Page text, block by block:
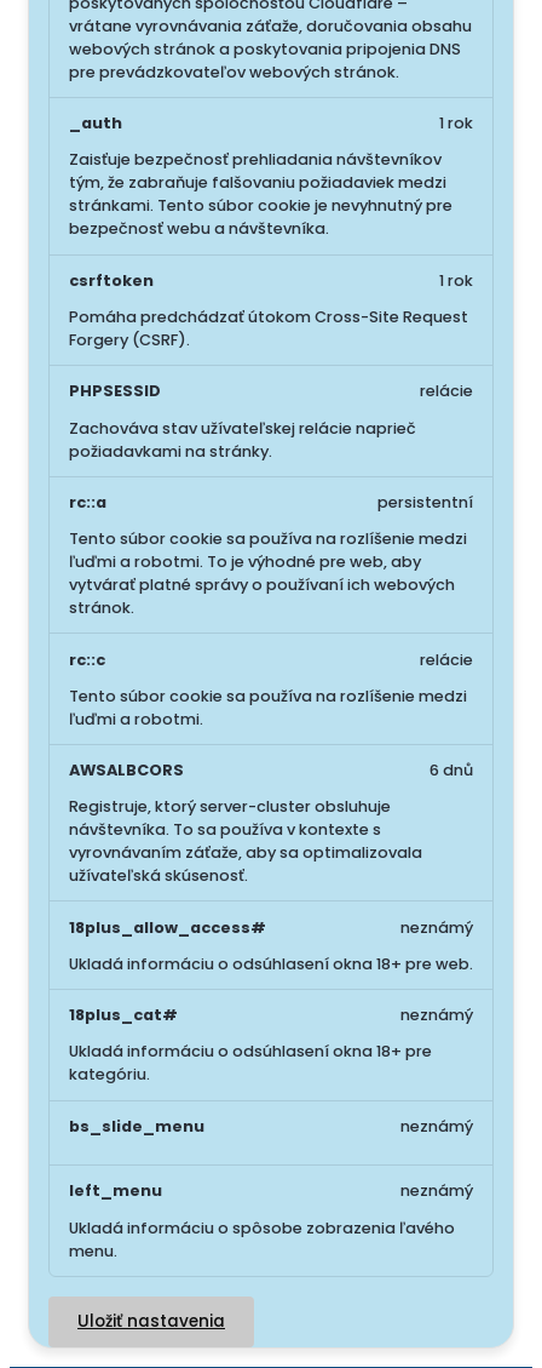
vrátane vyrovnávania záťaže, doručovania obsahu
webových stránok a poskytovania pripojenia DNS
pre prevádzkovateľov webových stránok.
_auth
Zaisťuje bezpečnosť prehliadania návštevníkov
tým, že zabraňuje falšovaniu požiadaviek medzi
stránkami. Tento súbor cookie je nevyhnutný pre
bezpečnosť webu a návštevníka.
1 rok
csrftoken
Pomáha predchádzať útokom Cross-Site Request
Forgery (CSRF).
1 rok
PHPSESSID
Zachováva stav užívateľskej relácie naprieč
požiadavkami na stránky.
relácie
rc::a
Tento súbor cookie sa používa na rozlíšenie medzi
ľuďmi a robotmi. To je výhodné pre web, aby
vytvárať platné správy o používaní ich webových
stránok.
persistentní
rc::c
Tento súbor cookie sa používa na rozlíšenie medzi
ľuďmi a robotmi.
relácie
AWSALBCORS
Registruje, ktorý server-cluster obsluhuje
návštevníka. To sa používa v kontexte s
vyrovnávaním záťaže, aby sa optimalizovala
užívateľská skúsenosť.
6 dnů
18plus_allow_access#
Ukladá informáciu o odsúhlasení okna 18+ pre web.
neznámý
18plus_cat#
Ukladá informáciu o odsúhlasení okna 18+ pre
kategóriu.
neznámý
bs_slide_menu neznámý
left_menu
Ukladá informáciu o spôsobe zobrazenia ľavého
menu.
neznámý
Uložiť nastavenia